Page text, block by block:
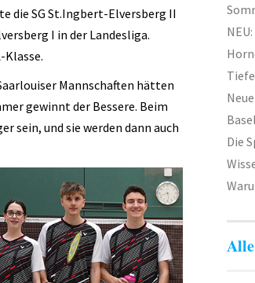
die SG St.Ingbert-Elversberg II
I in der Landesliga.
Klasse.
Mannschaften hätten
gewinnt der Bessere. Beim
sein, und sie werden dann auch
Die